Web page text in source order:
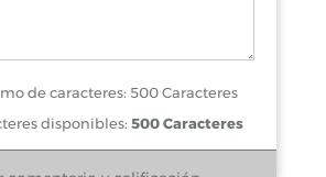
de caracteres: 500 Caracteres
disponibles: 500 Caracteres